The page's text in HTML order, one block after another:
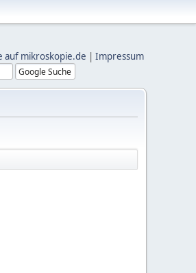
auf mikroskopie.de | Impressum